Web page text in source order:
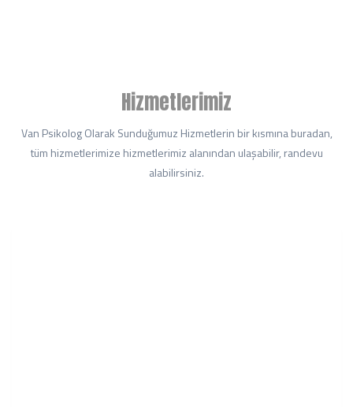
Hizmetlerimiz
Van Psikolog Olarak Sunduğumuz Hizmetlerin bir kısmına buradan,
tüm hizmetlerimize hizmetlerimiz alanından ulaşabilir, randevu
alabilirsiniz.